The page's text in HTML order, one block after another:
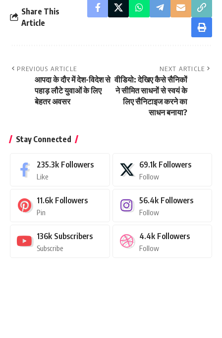
Share This
Article
PREVIOUS ARTICLE
आपदा के दौर में देश-विदेश से
पहाड़ लौटे युवाओं के लिए
बेहतर अवसर
NEXT ARTICLE
वीडियो: देखिए कैसे सैनिकों
ने सीमित साधनों से स्वयं के
लिए सैनिटाइज करने का
साधन बनाया?
Stay Connected
235.3k Followers
Like
69.1k Followers
Follow
11.6k Followers
Pin
56.4k Followers
Follow
136k Subscribers
Subscribe
4.4k Followers
Follow